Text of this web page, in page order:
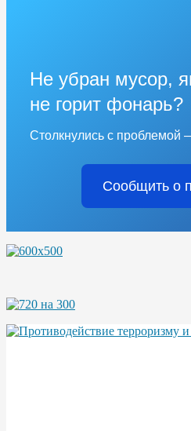
Не убран мусор,
не горит фонарь?
Столкнулись с проблемой
Сообщить о